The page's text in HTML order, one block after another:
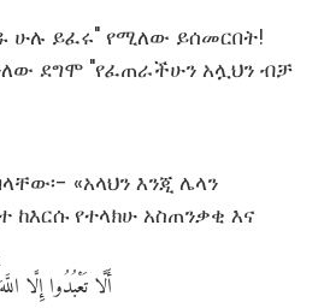
ሁሉ ይፈሩ" የሚለው ይሰመርበት!
ደግሞ "የፈጠራችሁን አሏህን ብቻ
«አላህን እንጂ ሌላን
ከእርሱ የተላክሁ አስጠንቃቂ እና
أَلَّاتَعْبُدُواإِلَّااللَّهَ